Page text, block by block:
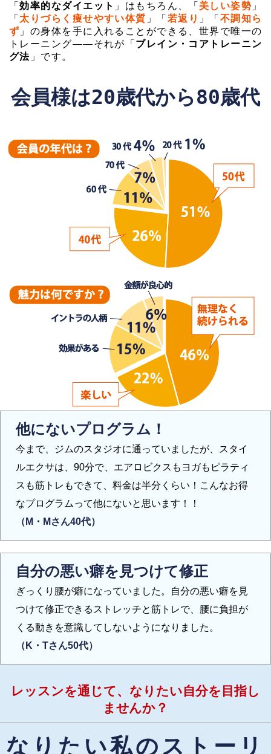
「効率的なダイエット 」はもちろん、「 美しい姿勢 」
「 太りづらく痩せやすい体質 」「 若返り 」「 不調知ら
ず 」の身体を手に入れることができる、世界で唯一の
トレーニング――それが「 ブレイン・コアトレーニン
グ法 」です。
会員様は20歳代から80歳代
他にないプログラム！
今まで、ジムのスタジオに通っていましたが、スタイ
ルエクサは、90分で、エアロビクスもヨガもピラティ
スも筋トレもできて、料金は半分くらい！こんなお得
なプログラムって他にないと思います！！
（M・Mさん40代）
自分の悪い癖を見つけて修正
ぎっくり腰が癖になっていました。自分の悪い癖を見
つけて修正できるストレッチと筋トレで、腰に負担が
くる動きを意識してしないようになりました。
（K・Tさん50代）
レッスンを通じて、なりたい自分を目指し
ませんか？
なりたい私のストーリ